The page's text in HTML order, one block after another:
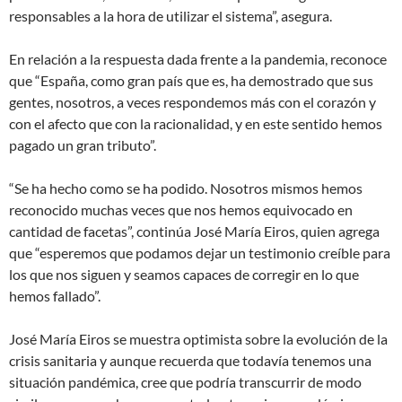
responsables a la hora de utilizar el sistema”, asegura.
En relación a la respuesta dada frente a la pandemia, reconoce
que “España, como gran país que es, ha demostrado que sus
gentes, nosotros, a veces respondemos más con el corazón y
con el afecto que con la racionalidad, y en este sentido hemos
pagado un gran tributo”.
“Se ha hecho como se ha podido. Nosotros mismos hemos
reconocido muchas veces que nos hemos equivocado en
cantidad de facetas”, continúa José María Eiros, quien agrega
que “esperemos que podamos dejar un testimonio creíble para
los que nos siguen y seamos capaces de corregir en lo que
hemos fallado”.
José María Eiros se muestra optimista sobre la evolución de la
crisis sanitaria y aunque recuerda que todavía tenemos una
situación pandémica, cree que podría transcurrir de modo